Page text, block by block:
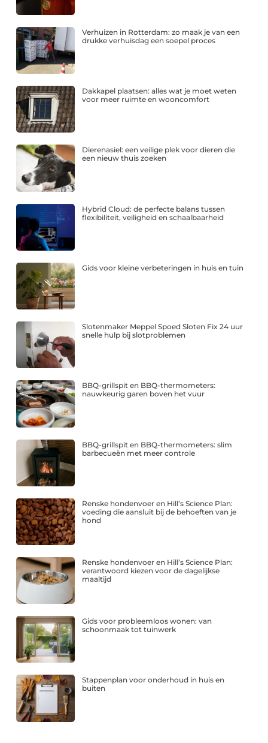
Verhuizen in Rotterdam: zo maak je van een
drukke verhuisdag een soepel proces
Dakkapel plaatsen: alles wat je moet weten
voor meer ruimte en wooncomfort
Dierenasiel: een veilige plek voor dieren die
een nieuw thuis zoeken
Hybrid Cloud: de perfecte balans tussen
flexibiliteit, veiligheid en schaalbaarheid
Gids voor kleine verbeteringen in huis en tuin
Slotenmaker Meppel Spoed Sloten Fix 24 uur
snelle hulp bij slotproblemen
BBQ-grillspit en BBQ-thermometers:
nauwkeurig garen boven het vuur
BBQ-grillspit en BBQ-thermometers: slim
barbecueën met meer controle
Renske hondenvoer en Hill’s Science Plan:
voeding die aansluit bij de behoeften van je
hond
Renske hondenvoer en Hill’s Science Plan:
verantwoord kiezen voor de dagelijkse
maaltijd
Gids voor probleemloos wonen: van
schoonmaak tot tuinwerk
Stappenplan voor onderhoud in huis en
buiten